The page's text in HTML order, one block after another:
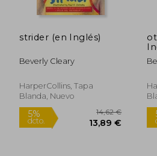
5%
dcto.
strider (en Inglés)
Beverly Cleary
HarperCollins, Tapa
Blanda, Nuevo